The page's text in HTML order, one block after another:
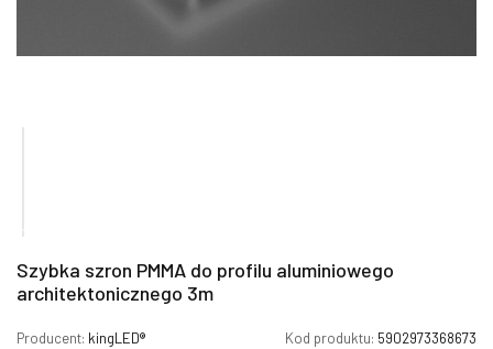
Szybka szron PMMA do profilu aluminiowego
architektonicznego 3m
Producent: kingLED® Kod produktu: 5902973368673